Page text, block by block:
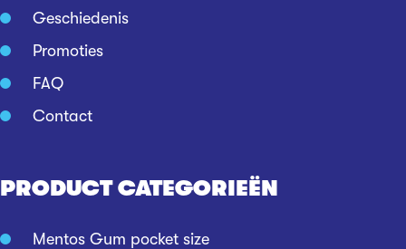
Geschiedenis
Promoties
FAQ
Contact
PRODUCT CATEGORIEËN
Mentos Gum pocket size